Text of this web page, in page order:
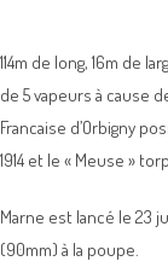
114m de long, 16m de
de 5 vapeurs à cause
Francaise d’Orbigny
1914 et le « Meuse »
Marne est lancé le 23
(90mm) à la poupe.